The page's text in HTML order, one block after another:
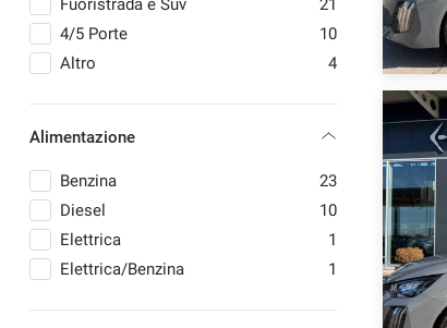
Fuoristrada e Suv
21
4/5 Porte
10
Altro
4
Alimentazione
Benzina
23
Diesel
10
Elettrica
1
Elettrica/Benzina
1